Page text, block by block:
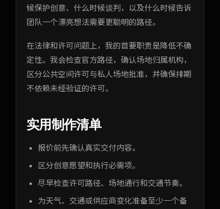
候保护创意、什么时候谈判，以及什么时候告诉
团队一个漂亮想法需要更聪明的路径。
在法律和许可问题上，我的首要职责是降低不确
定性。我会检查官方路径，确认场地归属机构，
区分公共空间许可与私人场地批准，并确保排期
不依赖未经验证的许可。
实用制作清单
报价前先确认真实交付内容。
区分创意愿望和执行必需项。
尽早检查许可路径、场地通行和交通节奏。
为天气、交通或供应商变化准备至少一个备